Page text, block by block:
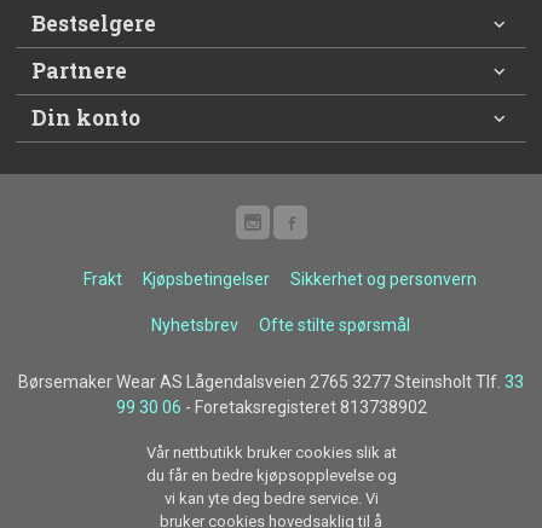
Bestselgere
Partnere
Din konto
Frakt Kjøpsbetingelser Sikkerhet og personvern
Nyhetsbrev Ofte stilte spørsmål
Børsemaker Wear AS Lågendalsveien 2765 3277 Steinsholt Tlf. 33
99 30 06 - Foretaksregisteret 813738902
Vår nettbutikk bruker cookies slik at
du får en bedre kjøpsopplevelse og
vi kan yte deg bedre service. Vi
bruker cookies hovedsaklig til å